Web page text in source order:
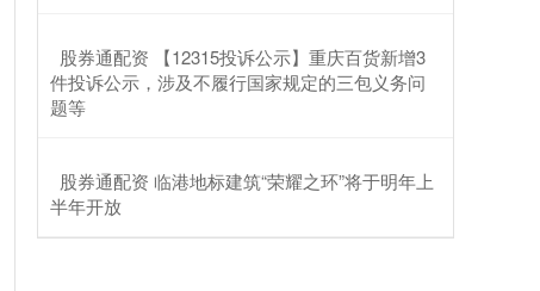
​股券通配资 【12315投诉公示】重庆百货新增3
件投诉公示，涉及不履行国家规定的三包义务问
题等
​股券通配资 临港地标建筑“荣耀之环”将于明年上
半年开放